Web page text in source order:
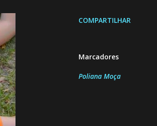
COMPARTILHAR
Marcadores
Poliana Moça